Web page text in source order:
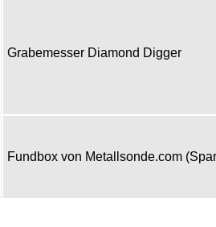
Grabemesser Diamond Digger
Fundbox von Metallsonde.com